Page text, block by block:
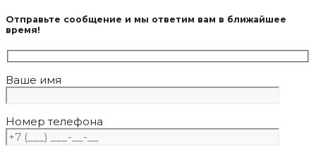
Отправьте сообщение и мы ответим вам в ближайшее
время!
Ваше имя
Номер телефона